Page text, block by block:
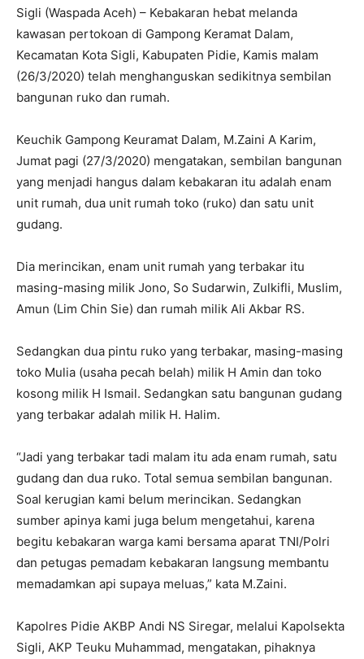
Sigli (Waspada Aceh) – Kebakaran hebat melanda
kawasan pertokoan di Gampong Keramat Dalam,
Kecamatan Kota Sigli, Kabupaten Pidie, Kamis malam
(26/3/2020) telah menghanguskan sedikitnya sembilan
bangunan ruko dan rumah.
Keuchik Gampong Keuramat Dalam, M.Zaini A Karim,
Jumat pagi (27/3/2020) mengatakan, sembilan bangunan
yang menjadi hangus dalam kebakaran itu adalah enam
unit rumah, dua unit rumah toko (ruko) dan satu unit
gudang.
Dia merincikan, enam unit rumah yang terbakar itu
masing-masing milik Jono, So Sudarwin, Zulkifli, Muslim,
Amun (Lim Chin Sie) dan rumah milik Ali Akbar RS.
Sedangkan dua pintu ruko yang terbakar, masing-masing
toko Mulia (usaha pecah belah) milik H Amin dan toko
kosong milik H Ismail. Sedangkan satu bangunan gudang
yang terbakar adalah milik H. Halim.
“Jadi yang terbakar tadi malam itu ada enam rumah, satu
gudang dan dua ruko. Total semua sembilan bangunan.
Soal kerugian kami belum merincikan. Sedangkan
sumber apinya kami juga belum mengetahui, karena
begitu kebakaran warga kami bersama aparat TNI/Polri
dan petugas pemadam kebakaran langsung membantu
memadamkan api supaya meluas,” kata M.Zaini.
Kapolres Pidie AKBP Andi NS Siregar, melalui Kapolsekta
Sigli, AKP Teuku Muhammad, mengatakan, pihaknya